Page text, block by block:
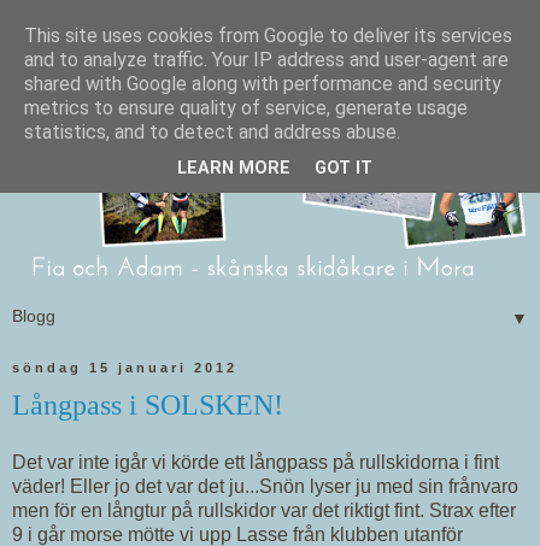
▼
söndag 15 januari 2012
Långpass i SOLSKEN!
Det var inte igår vi körde ett långpass på rullskidorna i fint
väder! Eller jo det var det ju...Snön lyser ju med sin frånvaro
men för en långtur på rullskidor var det riktigt fint. Strax efter
9 i går morse mötte vi upp Lasse från klubben utanför
This site uses cookies from Google to deliver its services
and to analyze traffic. Your IP address and user-agent are
shared with Google along with performance and security
metrics to ensure quality of service, generate usage
statistics, and to detect and address abuse.
LEARN MORE GOT IT